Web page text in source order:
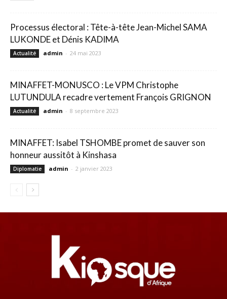
Processus électoral : Tête-à-tête Jean-Michel SAMA
LUKONDE et Dénis KADIMA
Actualité admin - 24 mai 2023
MINAFFET-MONUSCO : Le VPM Christophe
LUTUNDULA recadre vertement François GRIGNON
Actualité admin - 8 septembre 2023
MINAFFET: Isabel TSHOMBE promet de sauver son
honneur aussitôt à Kinshasa
Diplomatie admin - 2 janvier 2023